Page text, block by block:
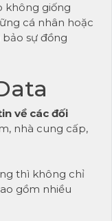
không giống
cá nhân hoặc
sự đồng
về các đối
nhà cung cấp,
thì không chỉ
gồm nhiều